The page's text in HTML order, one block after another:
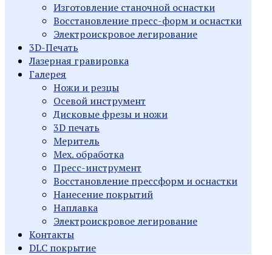
Изготовление станочной оснастки
Восстановление пресс-форм и оснастки
Электроискровое легирование
3D-Печать
Лазерная гравировка
Галерея
Ножи и резцы
Осевой инструмент
Дисковые фрезы и ножи
3D печать
Меритель
Мех. обработка
Пресс-инструмент
Восстановление прессформ и оснастки
Нанесение покрытий
Наплавка
Электроискровое легирование
Контакты
DLC покрытие